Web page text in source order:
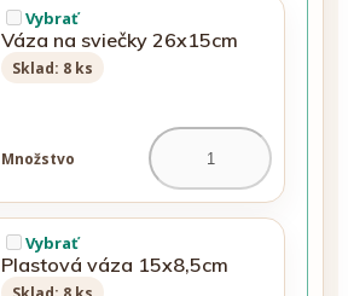
Vybrať
Váza na sviečky 26x15cm
Sklad: 8 ks
Množstvo
Vybrať
Plastová váza 15x8,5cm